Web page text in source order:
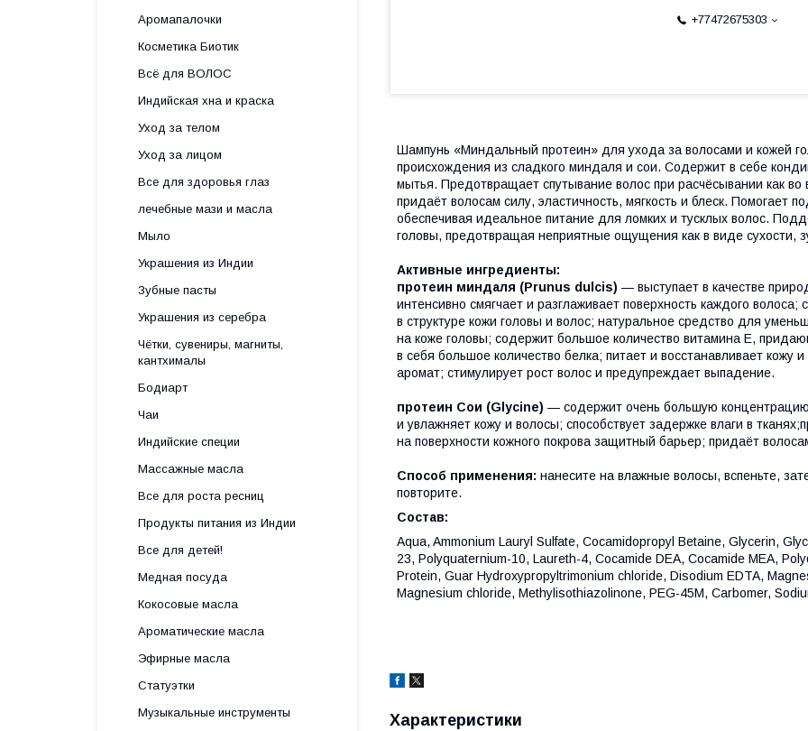
+77472675303
Шампунь «Миндальный протеин» для ухода за волосами и кожей
происхождения из сладкого миндаля и сои. Содержит в себе
мытья. Предотвращает спутывание волос при расчёсывании как
придаёт волосам силу, эластичность, мягкость и блеск. Помогает
обеспечивая идеальное питание для ломких и тусклых волос.
головы, предотвращая неприятные ощущения как в виде сухости,
Активные ингредиенты:
протеин миндаля (Prunus dulcis) — выступает в качестве
интенсивно смягчает и разглаживает поверхность каждого
в структуре кожи головы и волос; натуральное средство для
на коже головы; содержит большое количество витамина Е,
в себя большое количество белка; питает и восстанавливает кожу
аромат; стимулирует рост волос и предупреждает выпадение.
протеин Сои (Glycine) — содержит очень большую
и увлажняет кожу и волосы; способствует задержке влаги в
на поверхности кожного покрова защитный барьер; придаёт
Способ применения: нанесите на влажные волосы, вспеньте,
повторите.
Состав:
Aqua, Ammonium Lauryl Sulfate, Cocamidopropyl Betaine, Glycerin,
23, Polyquaternium-10, Laureth-4, Cocamide DEA, Cocamide MEA,
Protein, Guar Hydroxypropyltrimonium chloride, Disodium EDTA,
Magnesium chloride, Methylisothiazolinone, PEG-45M, Carbomer,
Характеристики
Аромапалочки
Косметика Биотик
Всё для ВОЛОС
Индийская хна и краска
Уход за телом
Уход за лицом
Все для здоровья глаз
лечебные мази и масла
Мыло
Украшения из Индии
Зубные пасты
Украшения из серебра
Чётки, сувениры, магниты,
кантхималы
Бодиарт
Чаи
Индийские специи
Массажные масла
Все для роста ресниц
Продукты питания из Индии
Все для детей!
Медная посуда
Кокосовые масла
Ароматические масла
Эфирные масла
Статуэтки
Музыкальные инструменты